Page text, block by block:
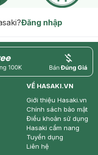
Đăng nhập
price
VỀ HASAKI.VN
Giới thiệu Hasaki.vn
Chính sách bảo mật
Điều khoản sử dụng
Hasaki cẩm nang
Tuyển dụng
Liên hệ